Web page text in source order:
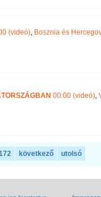
(videó), Bosznia és
00:00 (videó),
következő utolsó